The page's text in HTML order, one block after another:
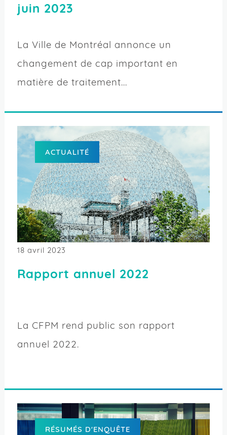
juin 2023
La Ville de Montréal annonce un
changement de cap important en
matière de traitement...
ACTUALITÉ
18 avril 2023
Rapport annuel 2022
La CFPM rend public son rapport
annuel 2022.
RÉSUMÉS D'ENQUÊTE